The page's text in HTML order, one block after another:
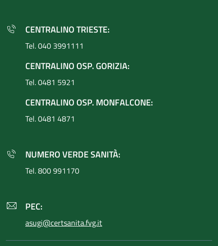
CENTRALINO TRIESTE:
Tel. 040 3991111
CENTRALINO OSP. GORIZIA:
Tel. 0481 5921
CENTRALINO OSP. MONFALCONE:
Tel. 0481 4871
NUMERO VERDE SANITÀ:
Tel. 800 991170
PEC:
asugi@certsanita.fvg.it